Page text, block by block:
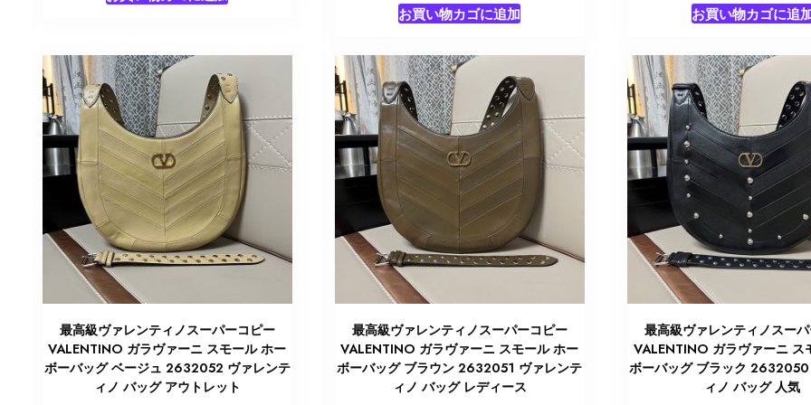
お買い物カゴに追加
お買い物カゴに追
最高級ヴァレンティノスーパーコピー
VALENTINO ガラヴァーニ スモール ホー
ボーバッグ ベージュ 2632052 ヴァレンテ
ィノ バッグ アウトレット
最高級ヴァレンティノスーパーコピー
VALENTINO ガラヴァーニ スモール ホー
ボーバッグ ブラウン 2632051 ヴァレンテ
ィノ バッグ レディース
最高級ヴァレンティノスー
VALENTINO ガラヴァーニ ス
ボーバッグ ブラック 2632050
ィノ バッグ 人気